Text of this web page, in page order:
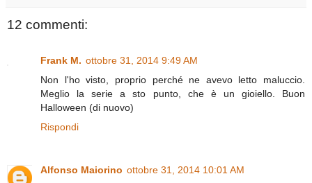
12 commenti:
Frank M. ottobre 31, 2014 9:49 AM
Non l'ho visto, proprio perché ne avevo letto maluccio.
Meglio la serie a sto punto, che è un gioiello. Buon
Halloween (di nuovo)
Rispondi
Alfonso Maiorino ottobre 31, 2014 10:01 AM